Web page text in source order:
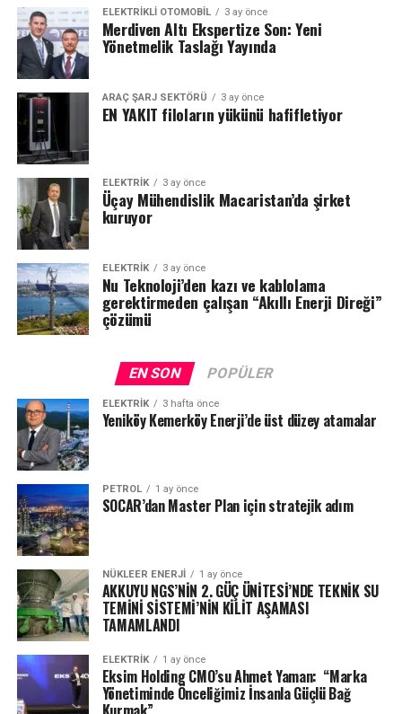
ELEKTRIKLI OTOMOBIL 3 ay önce
Merdiven Altı Ekspertize Son: Yeni
Yönetmelik Taslağı Yayında
ARAÇ ŞARJ SEKTÖRÜ 3 ay önce
EN YAKIT filoların yükünü hafifletiyor
ELEKTRİK 3 ay önce
Üçay Mühendislik Macaristan’da şirket
kuruyor
ELEKTRİK 3 ay önce
Nu Teknoloji’den kazı ve kablolama
gerektirmeden çalışan “Akıllı Enerji Direği”
çözümü
EN SON POPÜLER
ELEKTRİK 3 hafta önce
Yeniköy Kemerköy Enerji’de üst düzey atamalar
PETROL 1 ay önce
SOCAR’dan Master Plan için stratejik adım
NÜKLEER ENERJI 1 ay önce
AKKUYU NGS’NİN 2. GÜÇ ÜNİTESİ’NDE TEKNİK SU
TEMİNİ SİSTEMİ’NİN KİLİT AŞAMASI
TAMAMLANDI
ELEKTRİK 1 ay önce
Eksim Holding CMO’su Ahmet Yaman: “Marka
Yönetiminde Önceliğimiz İnsanla Güçlü Bağ